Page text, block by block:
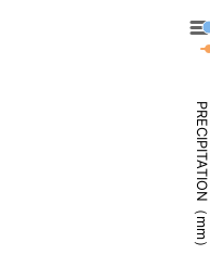
PRECIPITATION（mm）